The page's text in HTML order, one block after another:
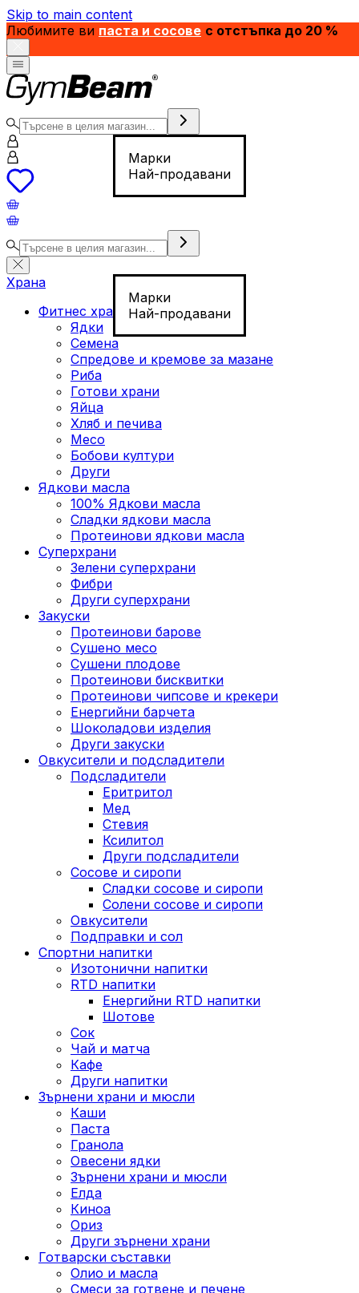
Skip to main content
Любимите ви паста и сосове с отстъпка до 20 %
Марки
Най-продавани
Марки
Най-продавани
Храна
Фитнес храна
Ядки
Семена
Спредове и кремове за мазане
Риба
Готови храни
Яйца
Хляб и печива
Месо
Бобови култури
Други
Ядкови масла
100% Ядкови масла
Сладки ядкови масла
Протеинови ядкови масла
Суперхрани
Зелени суперхрани
Фибри
Други суперхрани
3акуски
Протеинови бaрове
Сушено месо
Сушени плодове
Протеинови бисквитки
Протеинови чипсове и крекери
Енергийни барчета
Шоколадови изделия
Други закуски
Овкусители и подсладители
Подсладители
Еритритол
Мед
Стевия
Ксилитол
Други подсладители
Сосове и сиропи
Сладки сосове и сиропи
Солени сосове и сиропи
Овкусители
Подправки и сол
Спортни напитки
Изотонични напитки
RTD напитки
Енергийни RTD напитки
Шотове
Сок
Чай и матча
Кафе
Други напитки
Зърнени храни и мюсли
Каши
Паста
Гранола
Овесени ядки
Зърнени храни и мюсли
Елда
Киноа
Ориз
Други зърнени храни
Готварски съставки
Олио и масла
Смеси за готвене и печене